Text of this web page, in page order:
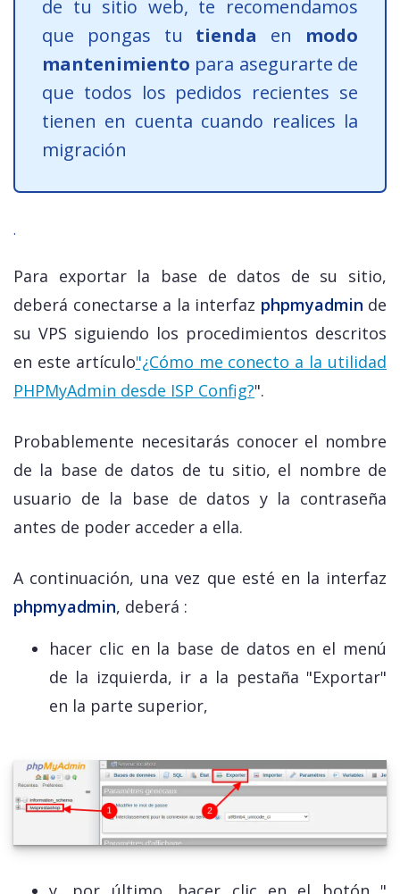
de tu sitio web, te recomendamos
que pongas tu tienda en modo
mantenimiento para asegurarte de
que todos los pedidos recientes se
tienen en cuenta cuando realices la
migración
.
Para exportar la base de datos de su sitio,
deberá conectarse a la interfaz phpmyadmin de
su VPS siguiendo los procedimientos descritos
en este artículo"¿Cómo me conecto a la utilidad
PHPMyAdmin desde ISP Config?".
Probablemente necesitarás conocer el nombre
de la base de datos de tu sitio, el nombre de
usuario de la base de datos y la contraseña
antes de poder acceder a ella.
A continuación, una vez que esté en la interfaz
phpmyadmin, deberá :
hacer clic en la base de datos en el menú
de la izquierda, ir a la pestaña "Exportar"
en la parte superior,